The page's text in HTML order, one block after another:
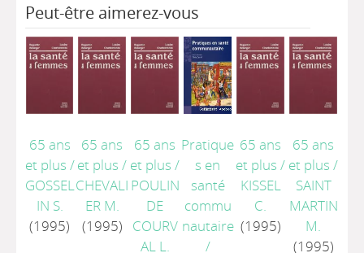
Peut-être aimerez-vous
65 ans
et plus /
GOSSEL
IN S.
(1995)
65 ans
et plus /
CHEVALI
ER M.
(1995)
65 ans
et plus /
POULIN
DE
COURV
AL L.
Pratique
s en
santé
commu
nautaire
/
65 ans
et plus /
KISSEL
C.
(1995)
65 ans
et plus /
SAINT
MARTIN
M.
(1995)